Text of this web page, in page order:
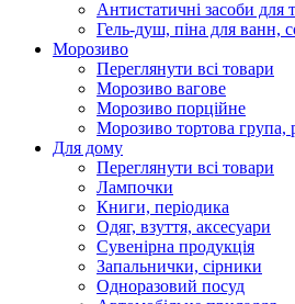
Антистатичні засоби для
Гель-душ, піна для ванн,
Морозиво
Переглянути всі товари
Морозиво вагове
Морозиво порційне
Морозиво тортова група,
Для дому
Переглянути всі товари
Лампочки
Книги, періодика
Одяг, взуття, аксесуари
Сувенірна продукція
Запальнички, сірники
Одноразовий посуд